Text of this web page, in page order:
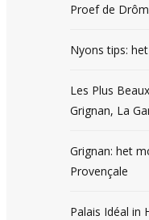
Proef de
Nyons tips:
Les Plus
Grignan, La
Grignan: het
Provençale
Palais Idéal in